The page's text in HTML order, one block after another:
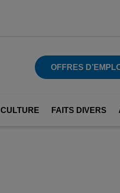
OFFRES
CULTURE FAITS DIVERS